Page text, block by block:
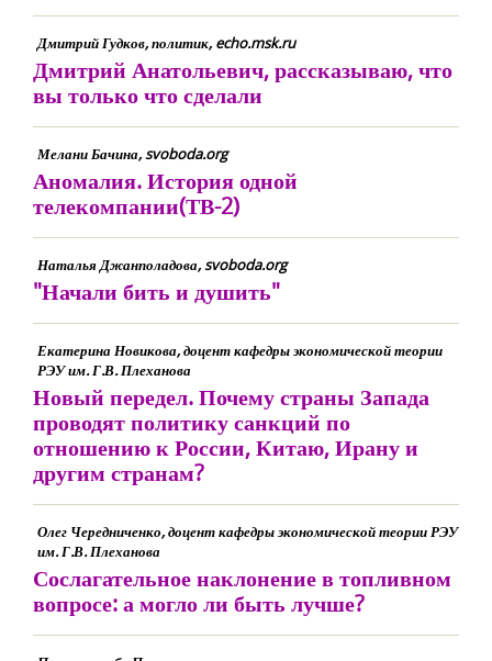
Дмитрий Гудков, политик, echo.msk.ru
Дмитрий Анатольевич, рассказываю, что
вы только что сделали
Мелани Бачина, svoboda.org
Аномалия. История одной
телекомпании(ТВ-2)
Наталья Джанполадова, svoboda.org
"Начали бить и душить"
Екатерина Новикова, доцент кафедры экономической теории
РЭУ им. Г.В. Плеханова
Новый передел. Почему страны Запада
проводят политику санкций по
отношению к России, Китаю, Ирану и
другим странам?
Олег Чередниченко, доцент кафедры экономической теории РЭУ
им. Г.В. Плеханова
Сослагательное наклонение в топливном
вопросе: а могло ли быть лучше?